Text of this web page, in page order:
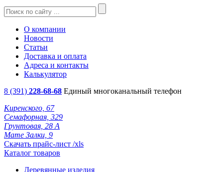
О компании
Новости
Статьи
Доставка и оплата
Адреса и контакты
Калькулятор
8 (391) 228-68-68 Единый многоканальный телефон
Киренского, 67
Семафорная, 329
Грунтовая, 28 А
Мате Залки, 9
Скачать прайс-лист /xls
Каталог товаров
Деревянные изделия